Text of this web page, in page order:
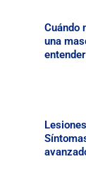
Cuándo
una